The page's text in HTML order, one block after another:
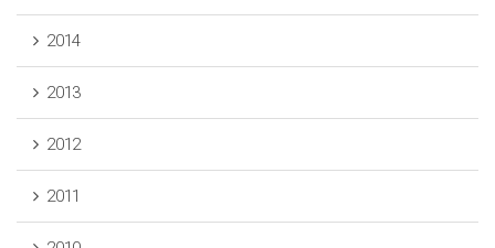
2014
2013
2012
2011